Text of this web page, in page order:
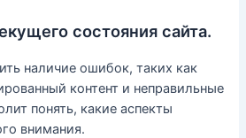
состояния сайта.
наличие ошибок, таких как
контент и неправильные
понять, какие аспекты
внимания.